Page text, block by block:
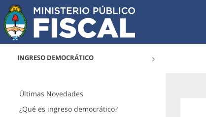
INGRESO DEMOCRÁTICO
Últimas Novedades
¿Qué es ingreso democrático?